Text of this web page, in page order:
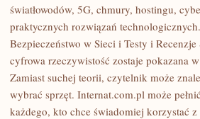
CZYTELNICY
TEMACIE
światłowodów, 5G, chmury, hostingu,
praktycznych rozwiązań
Bezpieczeństwo w Sieci i Testy i
cyfrowa rzeczywistość zostaje pokazana
Zamiast suchej teorii, czytelnik może
wybrać sprzęt. Internat.com.pl może
każdego, kto chce świadomiej korzystać